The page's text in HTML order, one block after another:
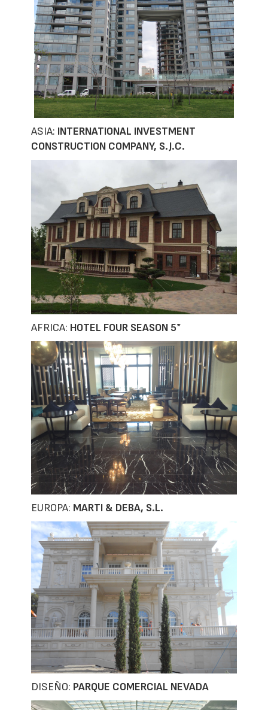
ASIA: INTERNATIONAL INVESTMENT
CONSTRUCTION COMPANY, S.J.C.
AFRICA: HOTEL FOUR SEASON 5*
EUROPA: MARTI & DEBA, S.L.
DISEÑO: PARQUE COMERCIAL NEVADA